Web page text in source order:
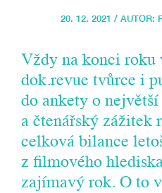
20. 12. 2021 / AUTOR:
Vždy na konci roku
dok.revue tvůrce i
do ankety o
a čtenářský zážitek
celková bilance
z filmového
zajímavý rok. O to